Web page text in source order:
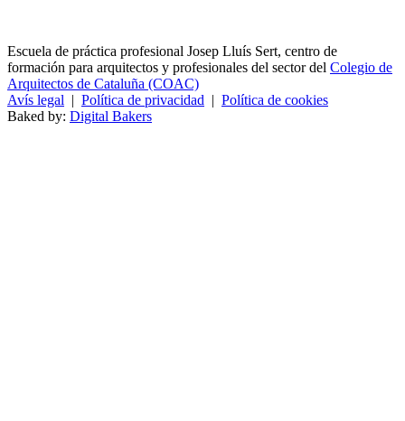
Escuela de práctica profesional Josep Lluís Sert, centro de
formación para arquitectos y profesionales del sector del Colegio de
Arquitectos de Cataluña (COAC)
Avís legal | Política de privacidad | Política de cookies
Baked by: Digital Bakers